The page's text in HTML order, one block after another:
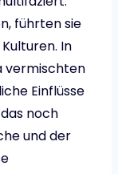
führten sie
In
vermischten
Einflüsse
noch
und der